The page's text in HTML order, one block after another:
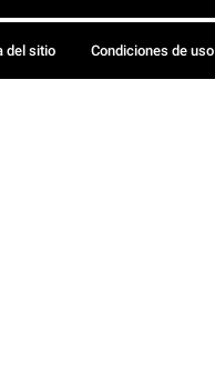
del sitio Condiciones de uso